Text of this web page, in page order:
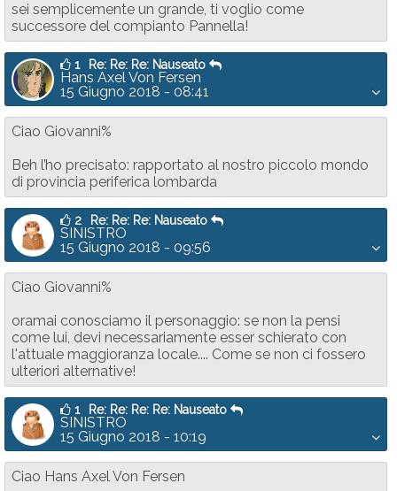
sei semplicemente un grande, ti voglio come
successore del compianto Pannella!
1 Re: Re: Re: Nauseato
Hans Axel Von Fersen
15 Giugno 2018 - 08:41
Ciao Giovanni%
Beh l’ho precisato: rapportato al nostro piccolo mondo
di provincia periferica lombarda
2 Re: Re: Re: Nauseato
SINISTRO
15 Giugno 2018 - 09:56
Ciao Giovanni%
oramai conosciamo il personaggio: se non la pensi
come lui, devi necessariamente esser schierato con
l'attuale maggioranza locale.... Come se non ci fossero
ulteriori alternative!
1 Re: Re: Re: Re: Nauseato
SINISTRO
15 Giugno 2018 - 10:19
Ciao Hans Axel Von Fersen